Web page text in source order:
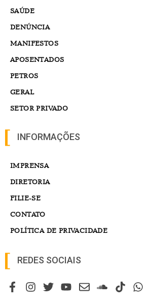
SAÚDE
DENÚNCIA
MANIFESTOS
APOSENTADOS
PETROS
GERAL
SETOR PRIVADO
INFORMAÇÕES
IMPRENSA
DIRETORIA
FILIE-SE
CONTATO
POLÍTICA DE PRIVACIDADE
REDES SOCIAIS